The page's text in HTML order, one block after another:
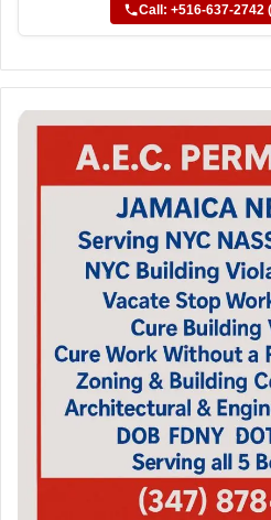
Call: +516-637-2742